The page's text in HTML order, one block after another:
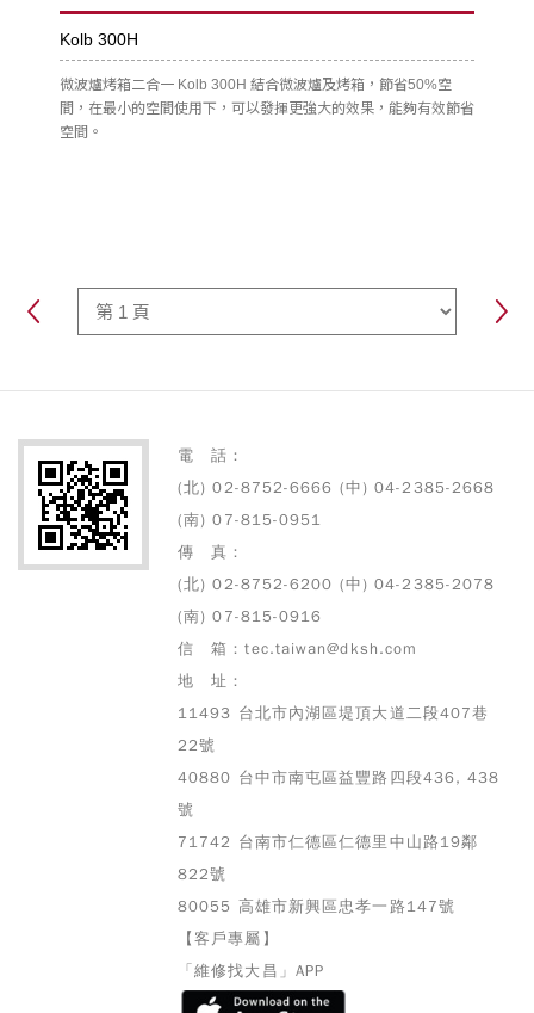
Kolb 300H
微波爐烤箱二合一 Kolb 300H 結合微波爐及烤箱，節省50%空
間，在最小的空間使用下，可以發揮更強大的效果，能夠有效節省
空間。
電 話：
(北) 02-8752-6666 (中) 04-2385-2668
(南) 07-815-0951
傳 真：
(北) 02-8752-6200 (中) 04-2385-2078
(南) 07-815-0916
信 箱：tec.taiwan@dksh.com
地 址：
11493 台北市內湖區堤頂大道二段407巷
22號
40880 台中市南屯區益豐路四段436, 438
號
71742 台南市仁德區仁德里中山路19鄰
822號
80055 高雄市新興區忠孝一路147號
【客戶專屬】
「維修找大昌」APP